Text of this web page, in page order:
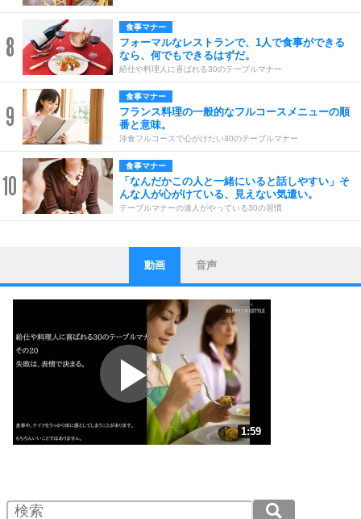
8
食事マナー
フォーマルなレストランで、1人で食事ができる
なら、何でもできるはずだ。
給仕や料理人に喜ばれる30のテーブルマナー
9
食事マナー
フランス料理の一般的なフルコースメニューの順
番と意味。
洋食フルコースで心がけたい30のテーブルマナー
10
食事マナー
「なんだかこの人と一緒にいると話しやすい」そ
んな人が心がけている、見えない気遣い。
テーブルマナーの達人がやっている30の習慣
1
ストレス対策
他人と比べない。
いっそのこと、他人を見ない。
いらいらしない人になる30の方法
プラス思考
ポジティブになれない原因は、行動しないから。
ポジティブ思考になる30の方法
ストレス対策
人生、なんとかなるもの。
気楽に生きる30の方法
4 器の大きい人は、怒りを優しさで表現する。
動画 音声
1:59
2.0倍速 （234KB 59秒）